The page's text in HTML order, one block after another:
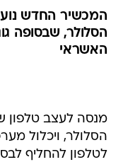
המכשיר החדש
הסלולר, שבסופה
האשראי
מנסה לעצב טלפון
הסלולר, ויכלול
לטלפון להחליף